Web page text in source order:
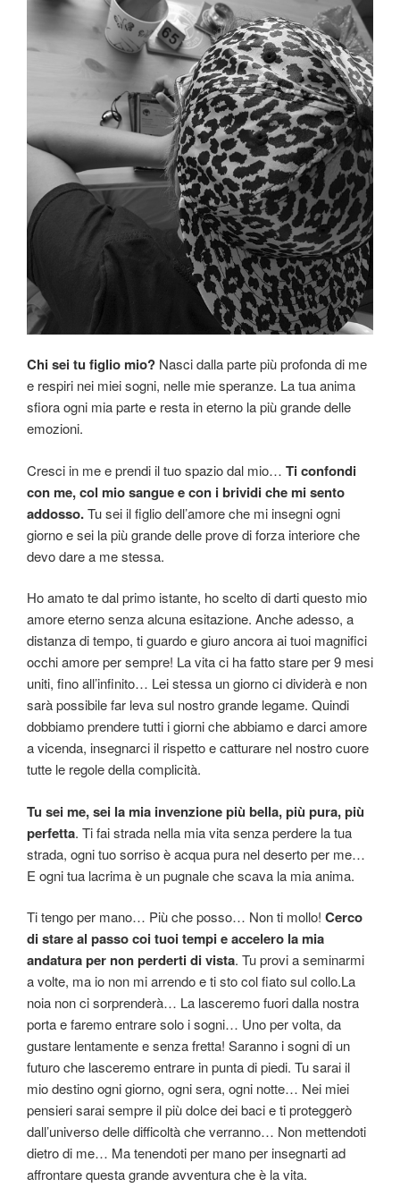
Chi sei tu figlio mio? Nasci dalla parte più profonda di me
e respiri nei miei sogni, nelle mie speranze. La tua anima
sfiora ogni mia parte e resta in eterno la più grande delle
emozioni.
Cresci in me e prendi il tuo spazio dal mio… Ti confondi
con me, col mio sangue e con i brividi che mi sento
addosso.Tu sei il figlio dell’amore che mi insegni ogni
giorno e sei la più grande delle prove di forza interiore che
devo dare a me stessa.
Ho amato te dal primo istante, ho scelto di darti questo mio
amore eterno senza alcuna esitazione. Anche adesso, a
distanza di tempo, ti guardo e giuro ancora ai tuoi magnifici
occhi amore per sempre! La vita ci ha fatto stare per 9 mesi
uniti, fino all’infinito… Lei stessa un giorno ci dividerà e non
sarà possibile far leva sul nostro grande legame. Quindi
dobbiamo prendere tutti i giorni che abbiamo e darci amore
a vicenda, insegnarci il rispetto e catturare nel nostro cuore
tutte le regole della complicità.
Tu sei me, sei la mia invenzione più bella, più pura, più
perfetta. Ti fai strada nella mia vita senza perdere la tua
strada, ogni tuo sorriso è acqua pura nel deserto per me…
E ogni tua lacrima è un pugnale che scava la mia anima.
Ti tengo per mano… Più che posso… Non ti mollo! Cerco
di stare al passo coi tuoi tempi e accelero la mia
andatura per non perderti di vista. Tu provi a seminarmi
a volte, ma io non mi arrendo e ti sto col fiato sul collo.La
noia non ci sorprenderà… La lasceremo fuori dalla nostra
porta e faremo entrare solo i sogni… Uno per volta, da
gustare lentamente e senza fretta! Saranno i sogni di un
futuro che lasceremo entrare in punta di piedi. Tu sarai il
mio destino ogni giorno, ogni sera, ogni notte… Nei miei
pensieri sarai sempre il più dolce dei baci e ti proteggerò
dall’universo delle difficoltà che verranno… Non mettendoti
dietro di me… Ma tenendoti per mano per insegnarti ad
affrontare questa grande avventura che è la vita.